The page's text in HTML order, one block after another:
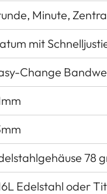
Minute,
mit
Change
78
Edelstahl oder